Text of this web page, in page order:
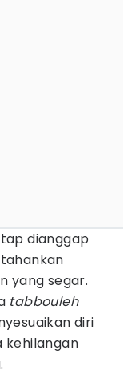
dianggap
yang segar.
tabbouleh
diri
kehilangan